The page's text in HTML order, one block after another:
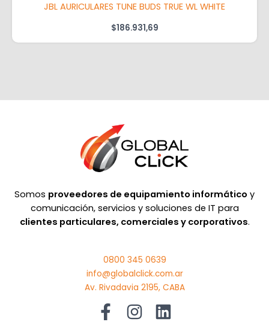
JBL AURICULARES TUNE BUDS TRUE WL WHITE
$186.931,69
Somos proveedores de equipamiento informático y
comunicación, servicios y soluciones de IT para
clientes particulares, comerciales y corporativos.
0800 345 0639
info@globalclick.com.ar
Av. Rivadavia 2195, CABA